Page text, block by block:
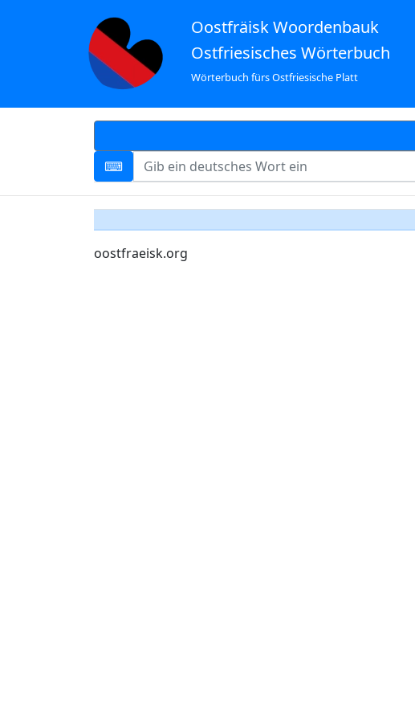
Oostfräisk Woordenbauk
Ostfriesisches Wörterbuch
Wörterbuch fürs Ostfriesische Platt
oostfraeisk.org